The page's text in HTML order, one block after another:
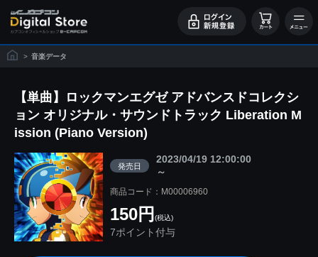
> 音楽データ
【単曲】ロックマンエグゼ アドバンスドコレクシ
ョン オリジナル・サウンドトラック Liberation M
ission (Piano Version)
発売日
2023/04/19 12:00:00
～
商品コード：M00006960
150円 (税込)
7ポイント付与